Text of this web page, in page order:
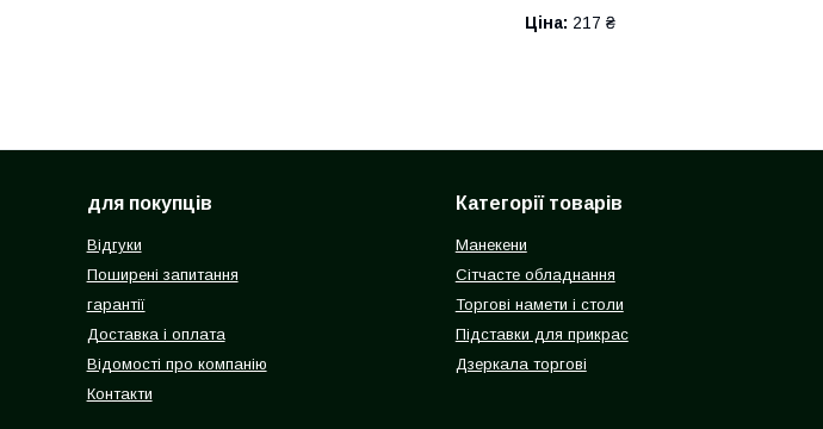
Ціна: 217 ₴
для покупців
Відгуки
Поширені запитання
гарантії
Доставка і оплата
Відомості про компанію
Контакти
Категорії товарів
Манекени
Сітчасте обладнання
Торгові намети і столи
Підставки для прикрас
Дзеркала торгові